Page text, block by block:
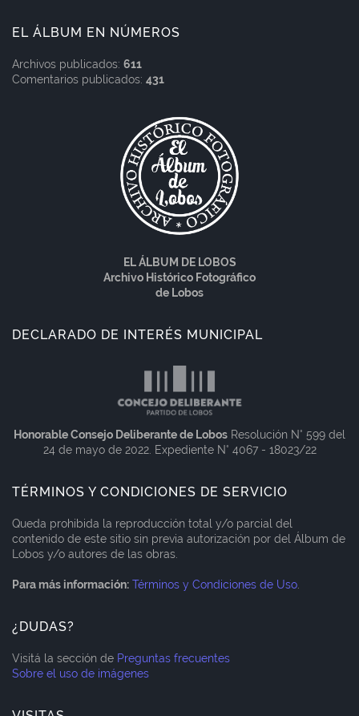
EL ÁLBUM EN NÚMEROS
Archivos publicados: 611
Comentarios publicados: 431
EL ÁLBUM DE LOBOS
Archivo Histórico Fotográfico
de Lobos
DECLARADO DE INTERÉS MUNICIPAL
Honorable Consejo Deliberante de Lobos Resolución N° 599 del
24 de mayo de 2022. Expediente N° 4067 - 18023/22
TÉRMINOS Y CONDICIONES DE SERVICIO
Queda prohibida la reproducción total y/o parcial del
contenido de este sitio sin previa autorización por del Álbum de
Lobos y/o autores de las obras.
Para más información: Términos y Condiciones de Uso
¿DUDAS?
Visitá la sección de Preguntas frecuentes
Sobre el uso de imágenes